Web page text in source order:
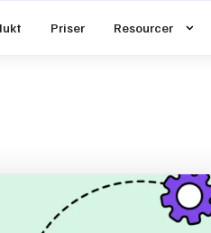
Priser Resourcer